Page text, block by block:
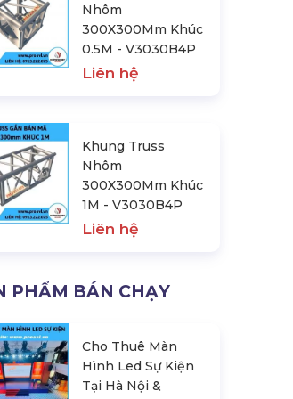
Khung Truss Nhôm 300X300Mm
Nhôm
300X300Mm Khúc
0.5M - V3030B4P
Liên hệ
Khung Truss
Nhôm
300X300Mm Khúc
1M - V3030B4P
Liên hệ
PHẨM BÁN CHẠY
Cho Thuê Màn
Hình Led Sự Kiện
Tại Hà Nội &